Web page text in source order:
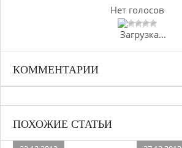
Нет голосов
Загрузка...
КОММЕНТАРИИ
ПОХОЖИЕ СТАТЬИ